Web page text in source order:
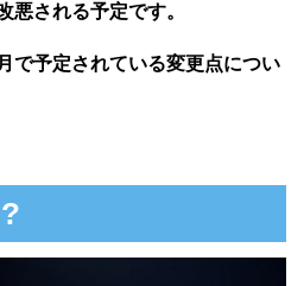
悪される予定です。
で予定されている変更点につい